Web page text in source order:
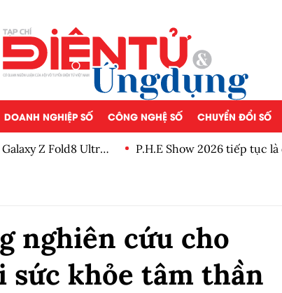
DOANH NGHIỆP SỐ CÔNG NGHỆ SỐ CHUYỂN ĐỔI SỐ
Z Fold8 Ultra,
P.H.E Show 2026 tiếp tục
nghiên cứu cho
sức khỏe tâm thần